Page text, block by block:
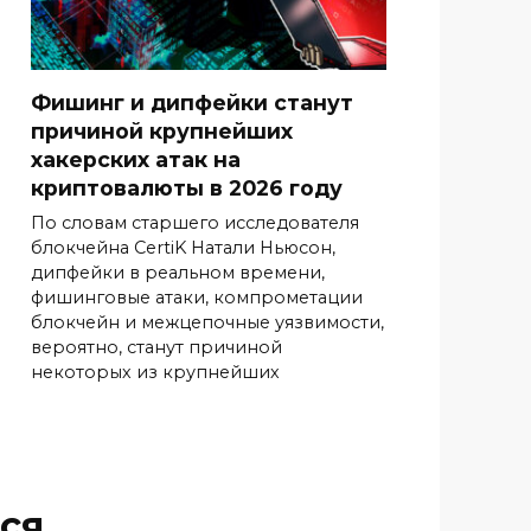
Фишинг и дипфейки станут
причиной крупнейших
хакерских атак на
криптовалюты в 2026 году
По словам старшего исследователя
блокчейна CertiK Натали Ньюсон,
дипфейки в реальном времени,
фишинговые атаки, компрометации
блокчейн и межцепочные уязвимости,
вероятно, станут причиной
некоторых из крупнейших